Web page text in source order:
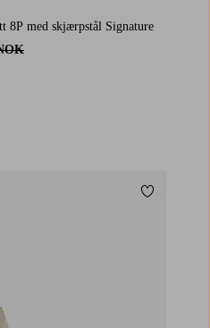
Legg til
8P med skjærpstål Signature